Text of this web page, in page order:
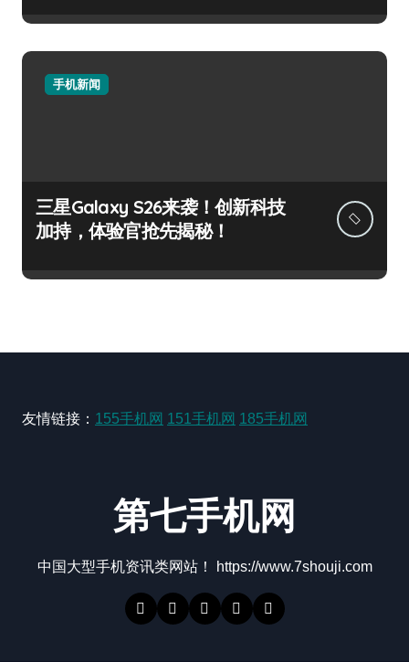
手机新闻
三星Galaxy S26来袭！创新科技
加持，体验官抢先揭秘！
友情链接： 155手机网 151手机网 185手机网
第七手机网
中国大型手机资讯类网站！ https://www.7shouji.com